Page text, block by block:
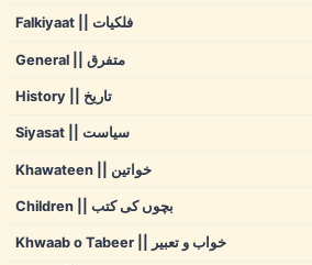
Falkiyaat || فلکیات
General || متفرق
History || تاریخ
Siyasat || سیاست
Khawateen || خواتین
Children || بچوں کی کتب
Khwaab o Tabeer || خواب و تعبیر